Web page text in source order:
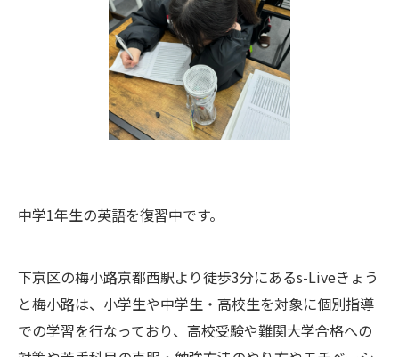
中学1年生の英語を復習中です。
下京区の梅小路京都西駅より徒歩3分にあるs-Liveきょう
と梅小路は、小学生や中学生・高校生を対象に個別指導
での学習を行なっており、高校受験や難関大学合格への